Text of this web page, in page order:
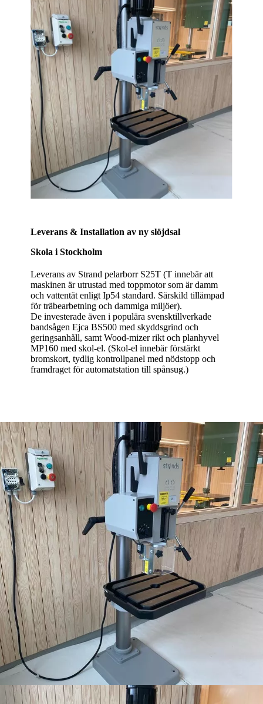
Leverans & Installation av ny slöjdsal
Skola i Stockholm
Leverans av Strand pelarborr S25T (T innebär att
maskinen är utrustad med toppmotor som är damm
och vattentät enligt Ip54 standard. Särskild tillämpad
för träbearbetning och dammiga miljöer).
De investerade även i populära svensktillverkade
bandsågen Ejca BS500 med skyddsgrind och
geringsanhåll, samt Wood-mizer rikt och planhyvel
MP160 med skol-el. (Skol-el innebär förstärkt
bromskort, tydlig kontrollpanel med nödstopp och
framdraget för automatstation till spånsug.)